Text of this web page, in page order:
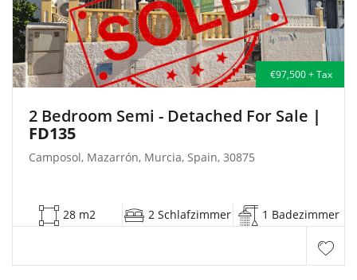
€97,500 + Tax
2 Bedroom Semi - Detached For Sale |
FD135
Camposol, Mazarrón, Murcia, Spain, 30875
28 m2 2 Schlafzimmer 1 Badezimmer